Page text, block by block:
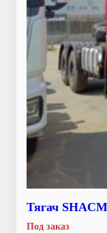
Тягач
Под заказ